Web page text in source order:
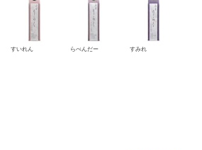
すいれん らべんだー すみれ